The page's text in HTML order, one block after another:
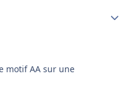
motif AA sur une